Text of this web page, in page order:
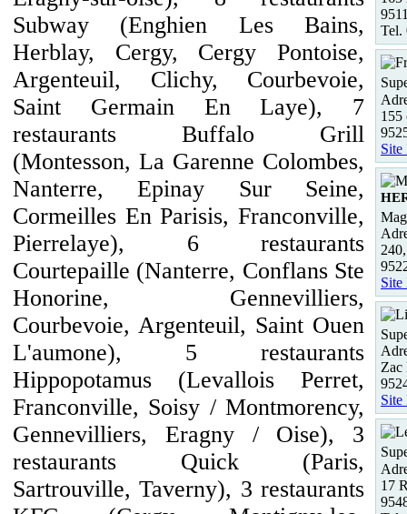
Subway (Enghien Les Bains,
Herblay, Cergy, Cergy Pontoise,
Argenteuil, Clichy, Courbevoie,
Saint Germain En Laye), 7
restaurants Buffalo Grill
(Montesson, La Garenne Colombes,
Nanterre, Epinay Sur Seine,
Cormeilles En Parisis, Franconville,
Pierrelaye), 6 restaurants
Courtepaille (Nanterre, Conflans Ste
Honorine, Gennevilliers,
Courbevoie, Argenteuil, Saint Ouen
L'aumone), 5 restaurants
Hippopotamus (Levallois Perret,
Franconville, Soisy / Montmorency,
Gennevilliers, Eragny / Oise), 3
restaurants Quick (Paris,
Sartrouville, Taverny), 3 restaurants
Tel.
155
Site
Site
Zac
Site
17